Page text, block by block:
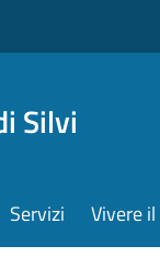
Silvi
Servizi Vivere